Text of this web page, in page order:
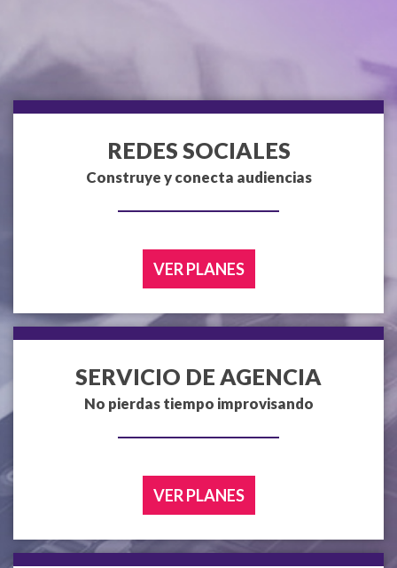
REDES SOCIALES
Construye y conecta audiencias
VER PLANES
SERVICIO DE AGENCIA
No pierdas tiempo improvisando
VER PLANES